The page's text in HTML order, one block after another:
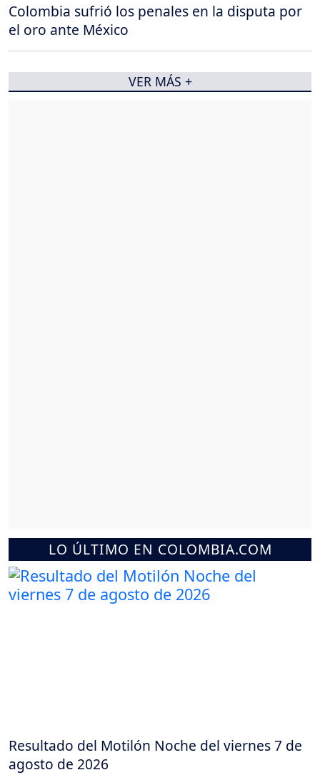
LO ÚLTIMO EN COLOMBIA.COM
Resultado del Motilón Noche del viernes 7 de
agosto de 2026
Colombia sufrió los penales en la disputa por
el oro ante México
VER MÁS +